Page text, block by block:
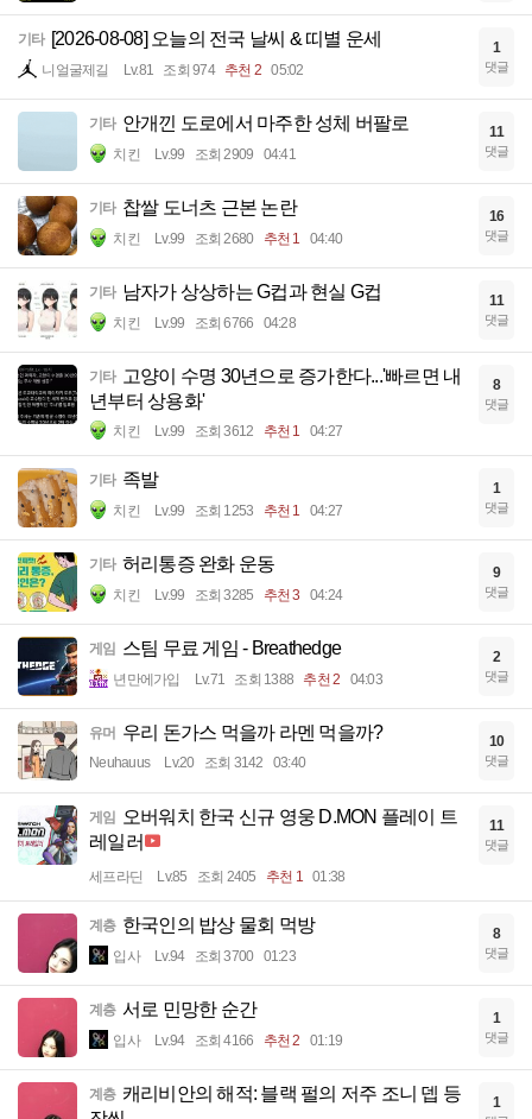
기타 [2026-08-08] 오늘의 전국 날씨 & 띠별 운세
니얼굴제길 Lv.81 조회 974 추천 2 05:02
1
댓글
기타 안개낀 도로에서 마주한 성체 버팔로
치킨 Lv.99 조회 2909 04:41
11
댓글
기타 찹쌀 도너츠 근본 논란
치킨 Lv.99 조회 2680 추천 1 04:40
16
댓글
기타 남자가 상상하는 G컵과 현실 G컵
치킨 Lv.99 조회 6766 04:28
11
댓글
기타 고양이 수명 30년으로 증가한다...'빠르면 내
년부터 상용화'
치킨 Lv.99 조회 3612 추천 1 04:27
8
댓글
기타 족발
치킨 Lv.99 조회 1253 추천 1 04:27
1
댓글
기타 허리통증 완화 운동
치킨 Lv.99 조회 3285 추천 3 04:24
9
댓글
게임 스팀 무료 게임 - Breathedge
년만에가입 Lv.71 조회 1388 추천 2 04:03
2
댓글
유머 우리 돈가스 먹을까 라멘 먹을까?
Neuhauus Lv.20 조회 3142 03:40
10
댓글
게임
오버워치 한국 신규 영웅 D.MON 플레이 트
레일러
세프라딘 Lv.85 조회 2405 추천 1 01:38
11
댓글
계층 한국인의 밥상 물회 먹방
입사 Lv.94 조회 3700 01:23
8
댓글
계층 서로 민망한 순간
입사 Lv.94 조회 4166 추천 2 01:19
1
댓글
계층 캐리비안의 해적: 블랙 펄의 저주 조니 뎁 등
1